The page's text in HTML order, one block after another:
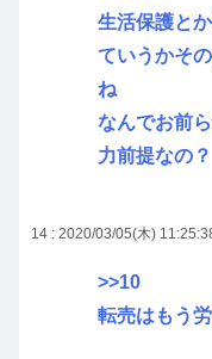
生活保護と
ていうかそ
ね
なんでお前
力前提なの？
14 : 2020/03/05(木)
>>10
転売はもう